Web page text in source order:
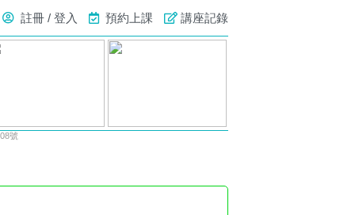
註冊 / 登入 預約上課 講座記錄
號